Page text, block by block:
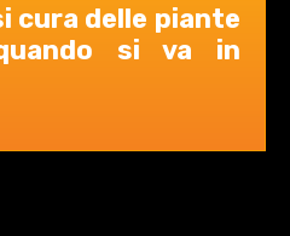
cura delle piante
si va in